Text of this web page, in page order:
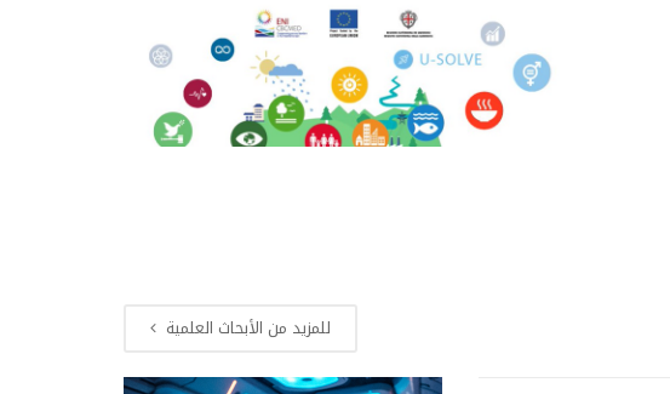
للمزيد من الأبحاث العلمية